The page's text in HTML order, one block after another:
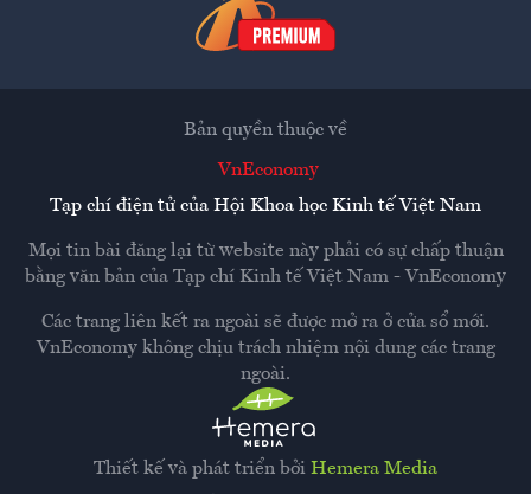
Thiết kế và phát triển bởi Hemera Media
Bản quyền thuộc về
VnEconomy
Tạp chí điện tử của Hội Khoa học Kinh tế Việt Nam
Mọi tin bài đăng lại từ website này phải có sự chấp thuận
bằng văn bản của Tạp chí Kinh tế Việt Nam - VnEconomy
Các trang liên kết ra ngoài sẽ được mở ra ở cửa sổ mới.
VnEconomy không chịu trách nhiệm nội dung các trang
ngoài.